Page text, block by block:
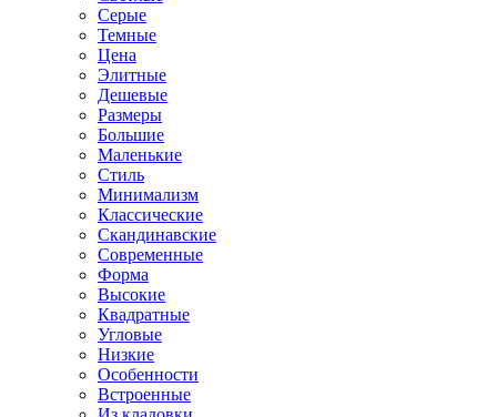
Серые
Темные
Цена
Элитные
Дешевые
Размеры
Большие
Маленькие
Стиль
Минимализм
Классические
Скандинавские
Современные
Форма
Высокие
Квадратные
Угловые
Низкие
Особенности
Встроенные